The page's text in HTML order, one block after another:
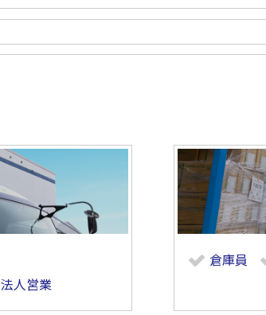
法人営業
倉庫員